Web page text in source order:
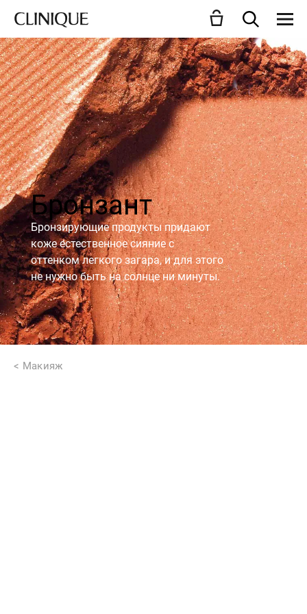
Бронзант
Бронзирующие продукты придают
коже естественное сияние с
оттенком легкого загара, и для этого
не нужно быть на солнце ни минуты.
Макияж